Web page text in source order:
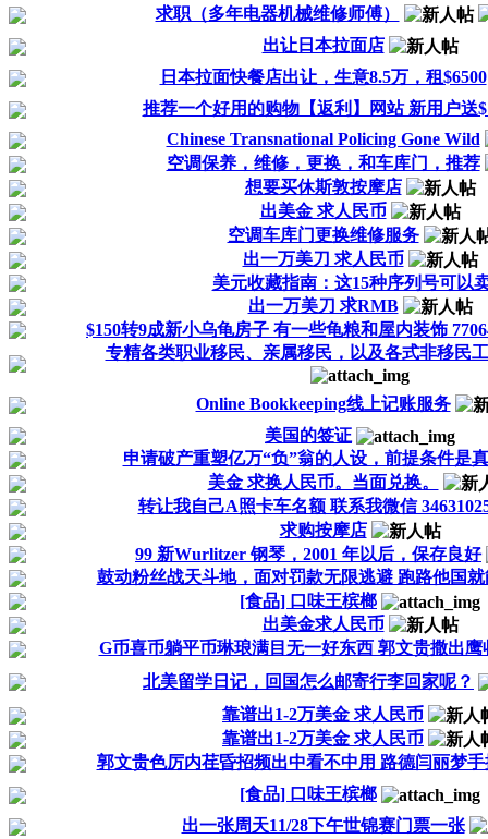
求职（多年电器机械维修师傅）
出让日本拉面店
日本拉面快餐店出让，生意8.5万，租$6500
推荐一个好用的购物【返利】网站 新用户送
Chinese Transnational Policing Gone Wild
空调保养，维修，更换，和车库门，推荐
想要买休斯敦按摩店
出美金 求人民币
空调车库门更换维修服务
出一万美刀 求人民币
美元收藏指南：这15种序列号可以
出一万美刀 求RMB
$150转9成新小乌龟房子 有一些龟粮和屋内装饰
专精各类职业移民、亲属移民，以及各式非移民
Online Bookkeeping线上记账服务
美国的签证
申请破产重塑亿万“负”翁的人设，前提条件是
美金 求换人民币。当面兑换。
转让我自己A照卡车名额 联系我微信
求购按摩店
99 新Wurlitzer 钢琴，2001 年以后，保存良好
鼓动粉丝战天斗地，面对罚款无限逃避 跑路他国就
[食品] 口味王槟榔
出美金求人民币
G币喜币躺平币琳琅满目无一好东西 郭文贵撒出鹰
北美留学日记，回国怎么邮寄行李回家呢？
靠谱出1-2万美金 求人民币
靠谱出1-2万美金 求人民币
郭文贵色厉内荏昏招频出中看不中用 路德闫丽梦手
[食品] 口味王槟榔
出一张周天11/28下午世锦赛门票一张